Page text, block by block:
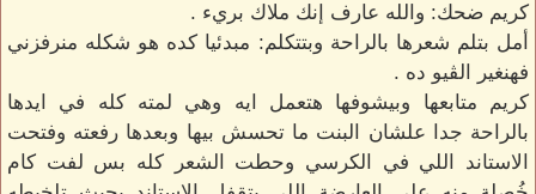
كريم ضحك: والله عارف إنك ملاك بريء .
أمل بتلم شعرها بالراحة وبتتكلم: مبدئيا كده هو شكله منرفزني
فهنغير الڤيو ده .
كريم متابعها وبيشوفها هتعمل ايه وهي لمته كله في ايدها
بالراحة جدا علشان البنت ما تحسش بيها وبعدها رفعته وفتحت
الاستاند اللي في الكرسي وحطت الشعر كله بس لفت كام